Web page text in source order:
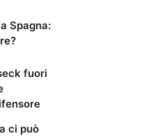
Spagna:
fuori
ci può